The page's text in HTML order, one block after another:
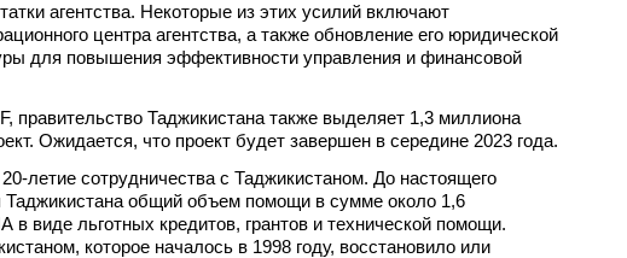
агентства. Некоторые из этих усилий включают
центра агентства, а также обновление его юридической
для повышения эффективности управления и финансовой
правительство Таджикистана также выделяет 1,3 миллиона
Ожидается, что проект будет завершен в середине 2023 года.
летие сотрудничества с Таджикистаном. До настоящего
общий объем помощи в сумме около 1,6
виде льготных кредитов, грантов и технической помощи.
которое началось в 1998 году, восстановило или